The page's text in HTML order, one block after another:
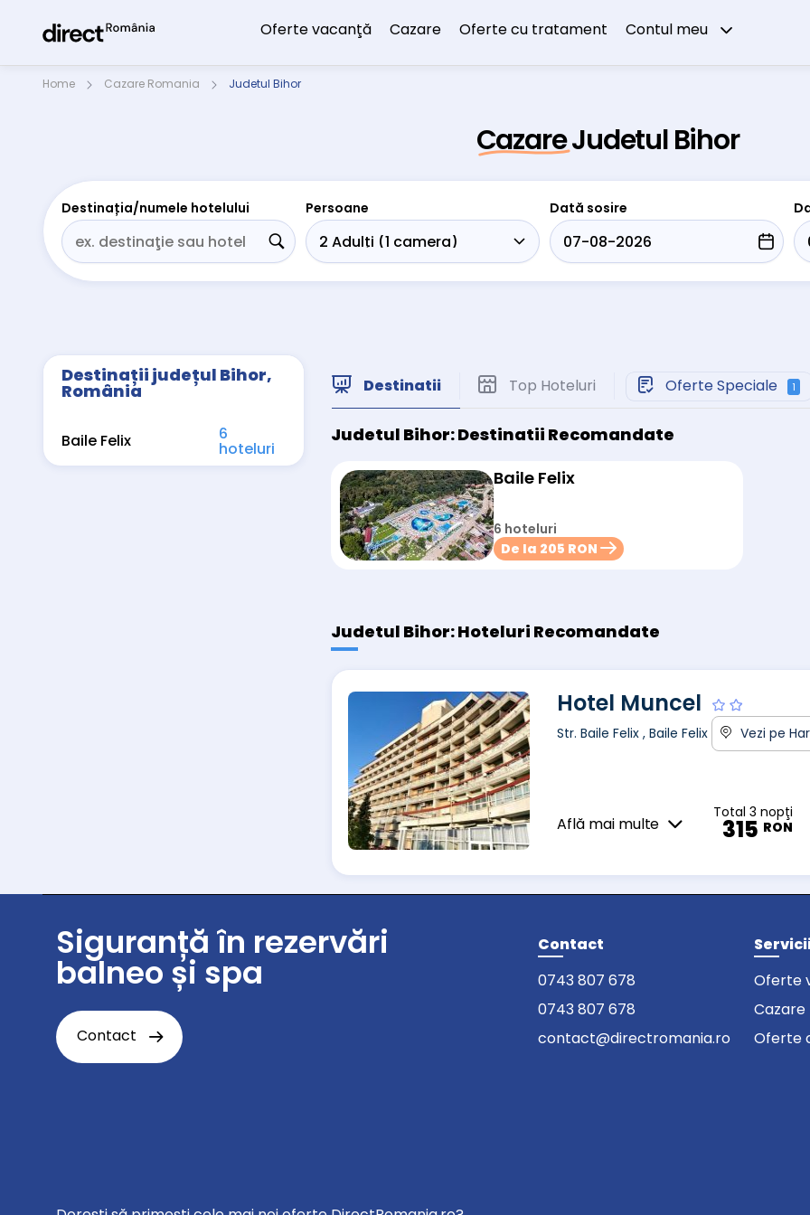
Oferte vacanţă Cazare Oferte cu tratament Contul meu
Home Cazare Romania Judetul Bihor
Cazare Judetul Bihor
Destinația/numele hotelului Persoane Dată sosire
Destinații județul Bihor,
România
Baile Felix 6
hoteluri
Destinatii Top Hoteluri Oferte Speciale 1
Judetul Bihor:Destinatii Recomandate
Baile Felix
6 hoteluri
De la 205 RON
Judetul Bihor:Hoteluri Recomandate
Hotel Muncel
Str. Baile Felix , Baile Felix Vezi pe
Total 3 nopţi
315 RON
Află mai multe
Siguranță în rezervări
balneo și spa
Contact
Contact
0743 807 678
0743 807 678
contact@directromania.ro
Oferte
Cazare
Oferte